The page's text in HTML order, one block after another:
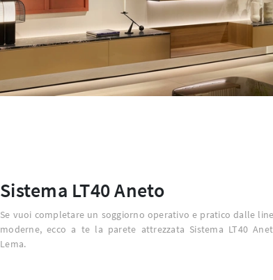
Sistema LT40 Aneto
Se vuoi completare un soggiorno operativo e pratico dalle
moderne, ecco a te la parete attrezzata Sistema LT40
Lema.